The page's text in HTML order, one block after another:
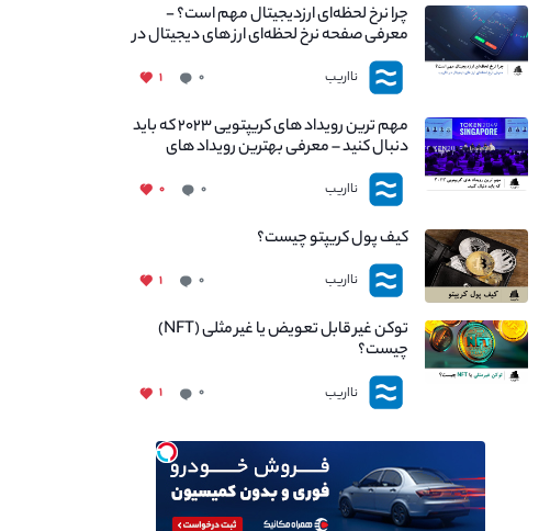
چرا نرخ لحظه‌ای ارزدیجیتال مهم است؟ -
معرفی صفحه نرخ لحظه‌ای ارز های دیجیتال در
نااریب
نااریب ۰ ۱
مهم ترین رویداد های کریپتویی ۲۰۲۳ که باید
دنبال کنید – معرفی بهترین رویداد های
جهانی
نااریب ۰ ۰
کیف پول کریپتو چیست؟
نااریب ۰ ۱
توکن غیر قابل تعویض یا غیر مثلی (NFT)
چیست؟
نااریب ۰ ۱